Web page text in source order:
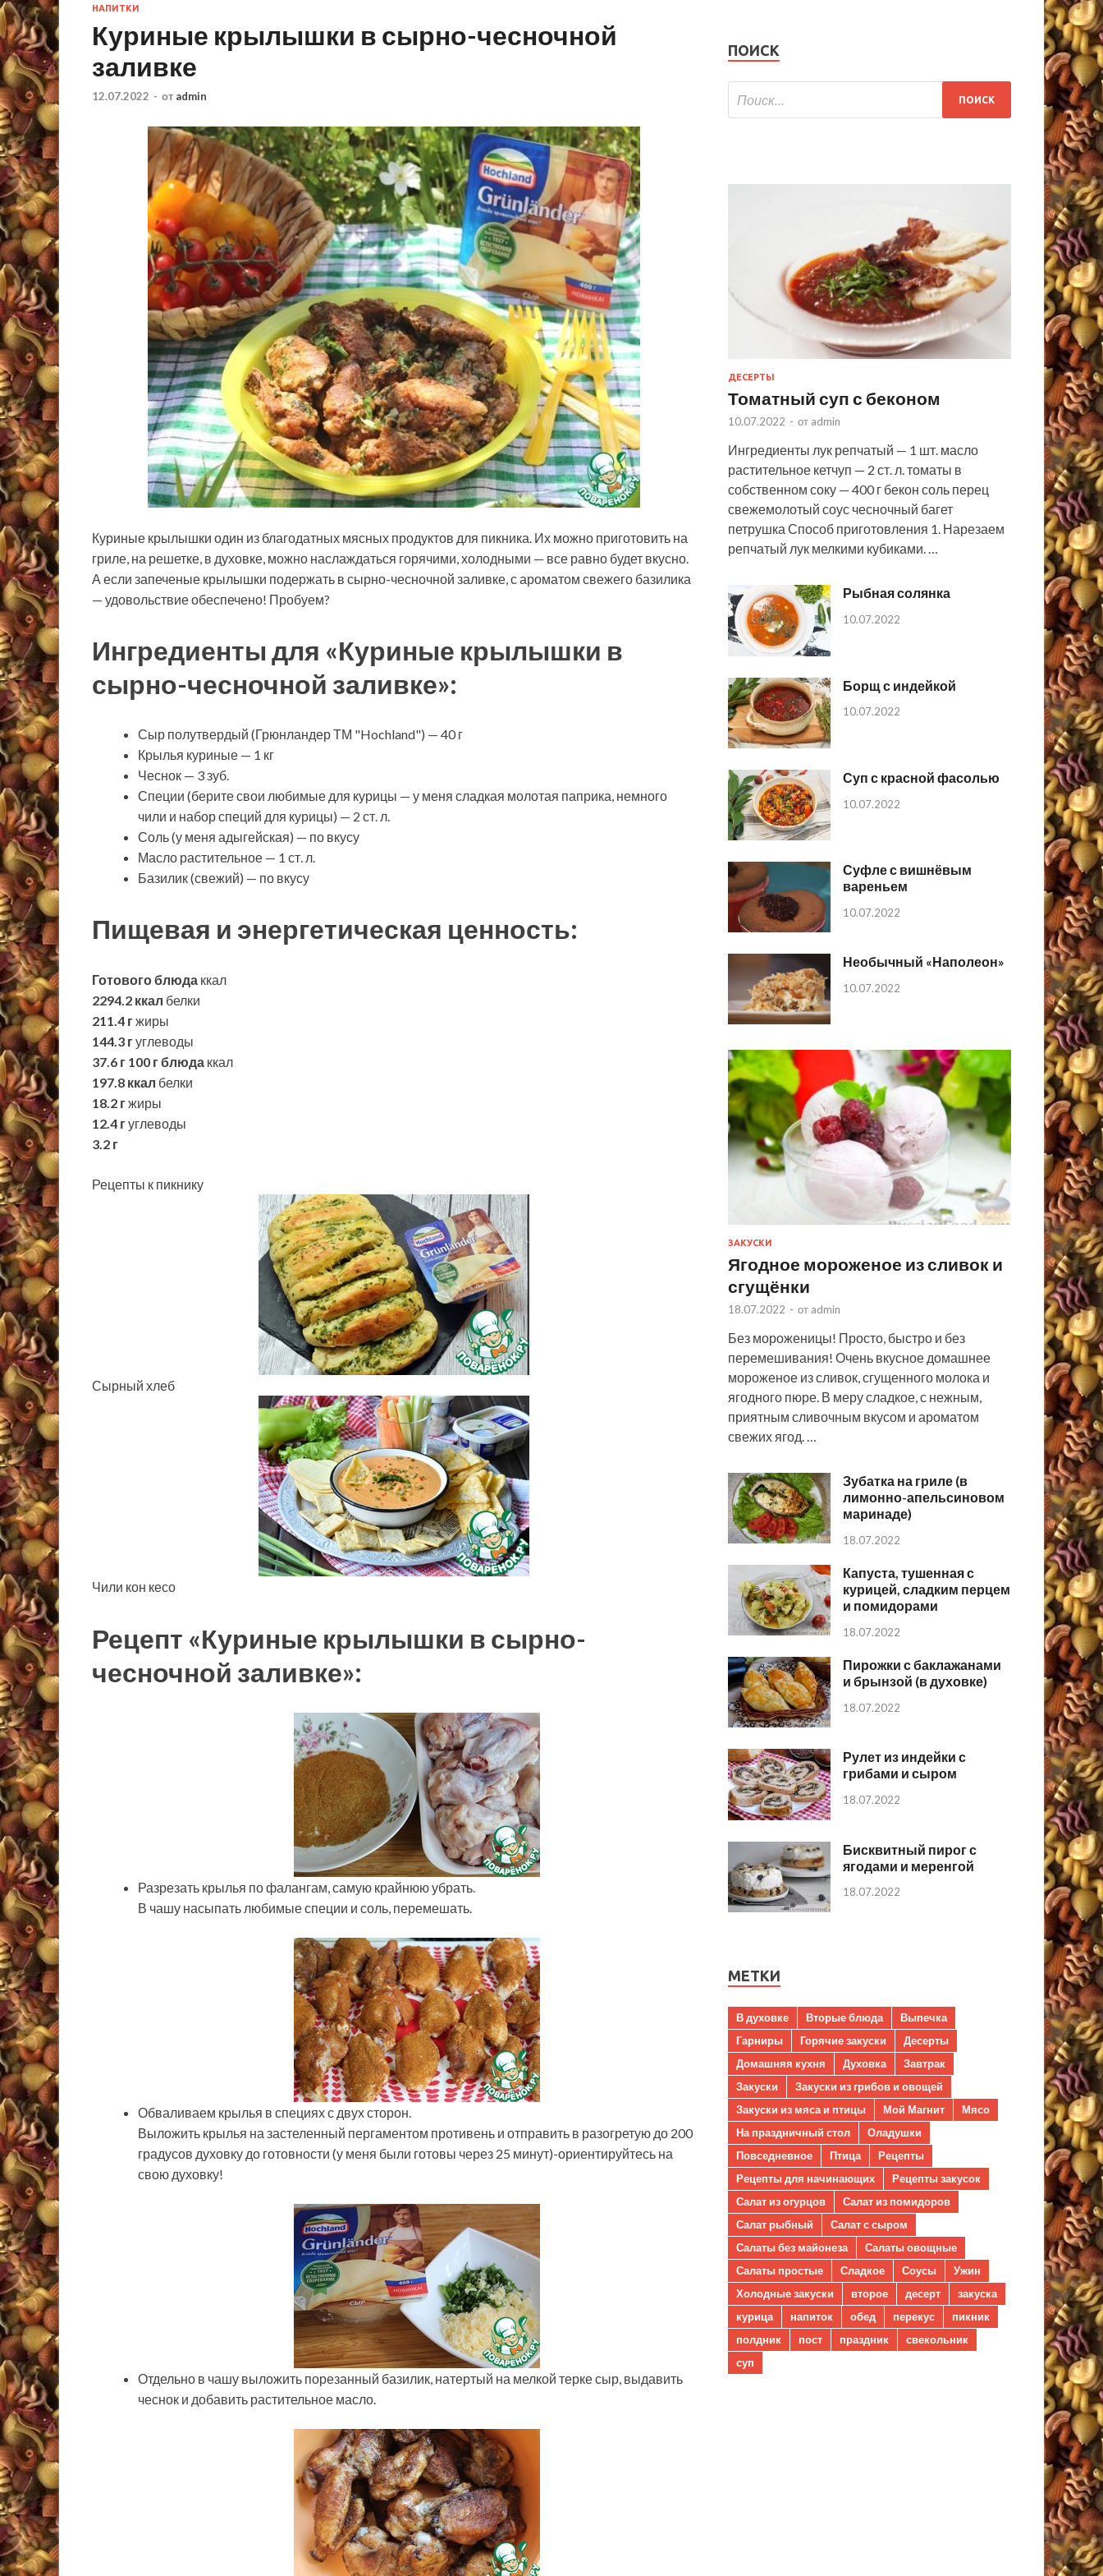
НАПИТКИ
Куриные крылышки в сырно-чесночной
заливке
12.07.2022 - от admin
Куриные крылышки один из благодатных мясных продуктов для пикника. Их можно приготовить на
гриле, на решетке, в духовке, можно наслаждаться горячими, холодными — все равно будет вкусно.
А если запеченые крылышки подержать в сырно-чесночной заливке, с ароматом свежего базилика
— удовольствие обеспечено! Пробуем?
Ингредиенты для «Куриные крылышки в
сырно-чесночной заливке»:
Сыр полутвердый (Грюнландер ТМ "Hochland") — 40 г
Крылья куриные — 1 кг
Чеснок — 3 зуб.
Специи (берите свои любимые для курицы — у меня сладкая молотая паприка, немного
чили и набор специй для курицы) — 2 ст. л.
Соль (у меня адыгейская) — по вкусу
Масло растительное — 1 ст. л.
Базилик (свежий) — по вкусу
Пищевая и энергетическая ценность:
Готового блюда ккал
2294.2 ккал белки
211.4 гжиры
144.3 гуглеводы
37.6 г 100 г блюда ккал
197.8 ккал белки
18.2 гжиры
12.4 гуглеводы
3.2 г
Рецепты к пикнику
Сырный хлеб
Чили кон кесо
Рецепт «Куриные крылышки в сырно-
чесночной заливке»:
Разрезать крылья по фалангам, самую крайнюю убрать.
В чашу насыпать любимые специи и соль, перемешать.
Обваливаем крылья в специях с двух сторон.
Выложить крылья на застеленный пергаментом противень и отправить в разогретую до 200
градусов духовку до готовности (у меня были готовы через 25 минут)-ориентируйтесь на
свою духовку!
Отдельно в чашу выложить порезанный базилик, натертый на мелкой терке сыр, выдавить
чеснок и добавить растительное масло.
ПОИСК
ДЕСЕРТЫ
Томатный суп с беконом
10.07.2022 - от admin
Ингредиенты лук репчатый — 1 шт. масло
растительное кетчуп — 2 ст. л. томаты в
собственном соку — 400 г бекон соль перец
свежемолотый соус чесночный багет
петрушка Способ приготовления 1. Нарезаем
репчатый лук мелкими кубиками. …
Рыбная солянка
10.07.2022
Борщ с индейкой
10.07.2022
Суп с красной фасолью
10.07.2022
Суфле с вишнёвым
вареньем
10.07.2022
Необычный «Наполеон»
10.07.2022
ЗАКУСКИ
Ягодное мороженое из сливок и
сгущёнки
18.07.2022 - от admin
Без мороженицы! Просто, быстро и без
перемешивания! Очень вкусное домашнее
мороженое из сливок, сгущенного молока и
ягодного пюре. В меру сладкое, с нежным,
приятным сливочным вкусом и ароматом
свежих ягод. …
Зубатка на гриле (в
лимонно-апельсиновом
маринаде)
18.07.2022
Капуста, тушенная с
курицей, сладким перцем
и помидорами
18.07.2022
Пирожки с баклажанами
и брынзой (в духовке)
18.07.2022
Рулет из индейки с
грибами и сыром
18.07.2022
Бисквитный пирог с
ягодами и меренгой
18.07.2022
МЕТКИ
В духовке Вторые блюда
Выпечка
Гарниры
Горячие закуски
Десерты
Домашняя кухня
Духовка
Завтрак
Закуски
Закуски из грибов и овощей
Закуски из мяса и птицы
Мой Магнит
Мясо
На праздничный стол
Оладушки
Повседневное
Птица
Рецепты
Рецепты для начинающих
Рецепты закусок
Салат из огурцов
Салат из помидоров
Салат рыбный
Салат с сыром
Салаты без майонеза
Салаты овощные
Салаты простые
Сладкое Соусы
Ужин
Холодные закуски
второе десерт
закуска
курица
напиток обед перекус
пикник
полдник
пост праздник
свекольник
суп